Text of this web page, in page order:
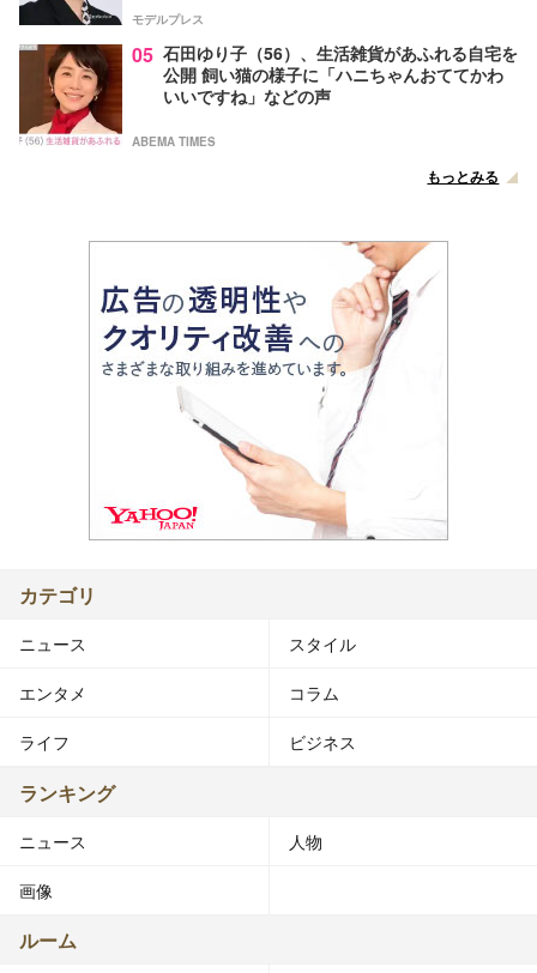
モデルプレス
05 石田ゆり子（56）、生活雑貨があふれる自宅を
公開 飼い猫の様子に「ハニちゃんおててかわ
いいですね」などの声
ABEMA TIMES
もっとみる
カテゴリ
ニュース スタイル
エンタメ コラム
ライフ ビジネス
ランキング
ニュース 人物
画像
ルーム